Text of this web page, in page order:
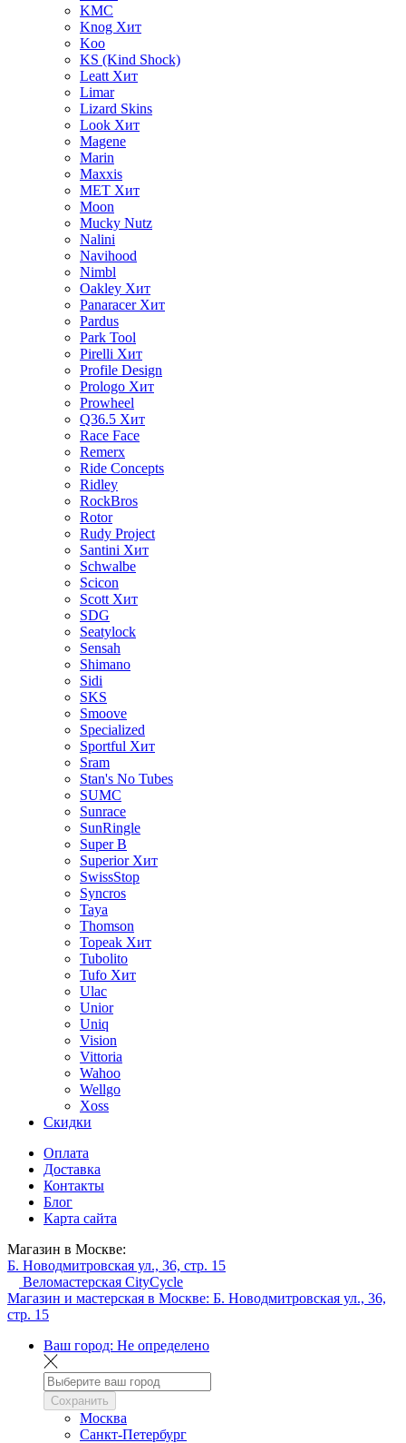
KMC
Knog Хит
Koo
KS (Kind Shock)
Leatt Хит
Limar
Lizard Skins
Look Хит
Magene
Marin
Maxxis
MET Хит
Moon
Mucky Nutz
Nalini
Navihood
Nimbl
Oakley Хит
Panaracer Хит
Pardus
Park Tool
Pirelli Хит
Profile Design
Prologo Хит
Prowheel
Q36.5 Хит
Race Face
Remerx
Ride Concepts
Ridley
RockBros
Rotor
Rudy Project
Santini Хит
Schwalbe
Scicon
Scott Хит
SDG
Seatylock
Sensah
Shimano
Sidi
SKS
Smoove
Specialized
Sportful Хит
Sram
Stan's No Tubes
SUMC
Sunrace
SunRingle
Super B
Superior Хит
SwissStop
Syncros
Taya
Thomson
Topeak Хит
Tubolito
Tufo Хит
Ulac
Unior
Uniq
Vision
Vittoria
Wahoo
Wellgo
Xoss
Скидки
Оплата
Доставка
Контакты
Блог
Карта сайта
Магазин в Москве:
Б. Новодмитровская ул., 36, стр. 15
Веломастерская CityCycle
Магазин и мастерская в Москве: Б. Новодмитровская ул., 36,
стр. 15
Ваш город: Не определено
Сохранить
Москва
Санкт-Петербург